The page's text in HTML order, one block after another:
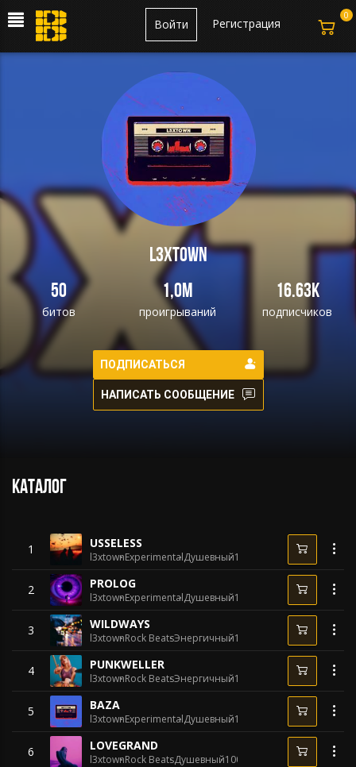
Регистрация
Войти
l3xtown
50
битов
1,0M
проигрываний
16.63K
подписчиков
ПОДПИСАТЬСЯ
НАПИСАТЬ СООБЩЕНИЕ
Каталог
1 USSELESS
l3xtownExperimentalДушевный100 BPM
2 PROLOG
l3xtownExperimentalДушевный100 BPM
3 WILDWAYS
l3xtownRock BeatsЭнергичный144 BPM
4 PUNKWELLER
l3xtownRock BeatsЭнергичный140 BPM
5 BAZA
l3xtownExperimentalДушевный100 BPM
6 LOVEGRAND
l3xtownRock BeatsДушевный100 BPM
0